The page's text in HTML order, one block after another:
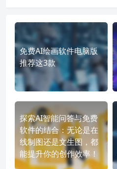
免费AI绘画软件电脑版
推荐这3款
探索AI智能问答与免费
软件的结合：无论是在
线制图还是文生图，都
能提升你的创作效率！